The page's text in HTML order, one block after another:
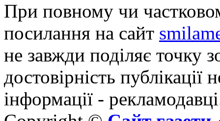
При повному чи
посилання на сайт
не завжди поділяє точку
достовірність публікації
інформації -